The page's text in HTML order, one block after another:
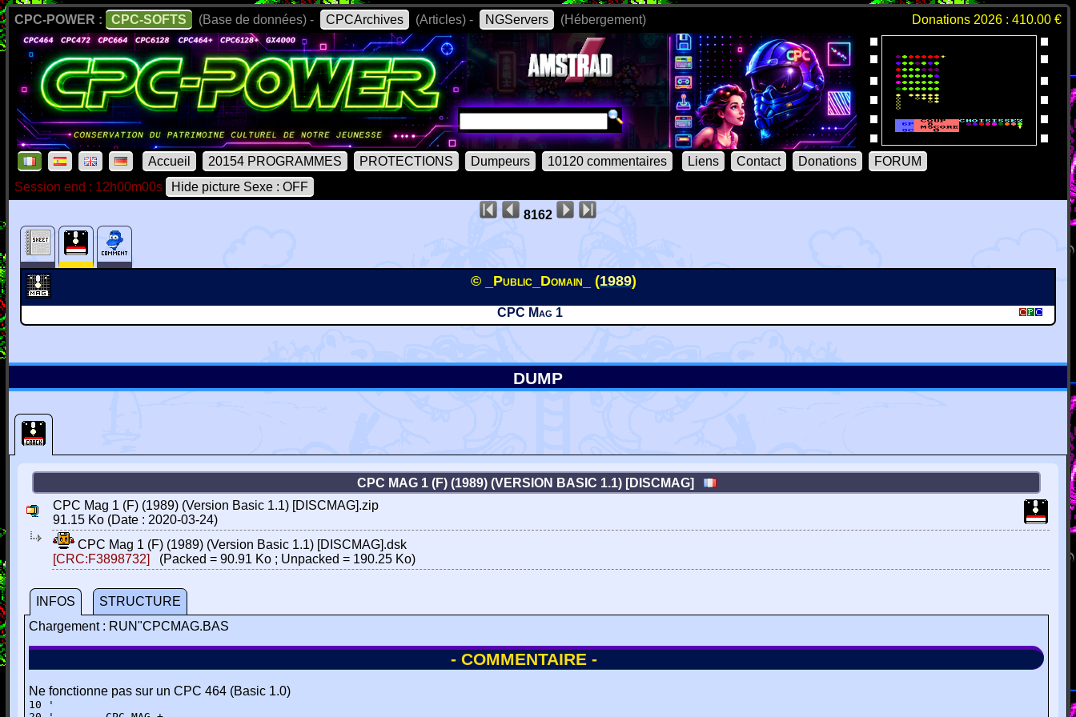
CPC-POWER : CPC-SOFTS (Base de données) - CPCArchives (Articles) - NGServers (Hébergement) Donations 2026 : 410.00 €
Accueil 20154 PROGRAMMES PROTECTIONS Dumpeurs 10120 commentaires Liens Contact Donations
FORUM
Session end : 12h00m00s
Hide picture Sexe : OFF
8162
© _Public_Domain_ (1989)
CPC Mag 1
DUMP
CPC MAG 1 (F) (1989) (VERSION BASIC 1.1) [DISCMAG]
CPC Mag 1 (F) (1989) (Version Basic 1.1) [DISCMAG].zip
91.15 Ko (Date : 2020-03-24)
CPC Mag 1 (F) (1989) (Version Basic 1.1) [DISCMAG].dsk
[CRC:F3898732]
(Packed = 90.91 Ko ; Unpacked = 190.25 Ko)
INFOS
STRUCTURE
Chargement : RUN"CPCMAG.BAS
- COMMENTAIRE -
Ne fonctionne pas sur un CPC 464 (Basic 1.0)
10 '